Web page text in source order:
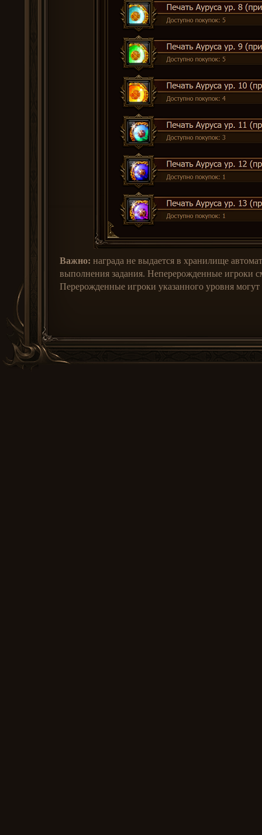
Важно: награда не выдается в хранилище
выполнения задания. Неперерожденные игроки
Перерожденные игроки указанного уровня могут